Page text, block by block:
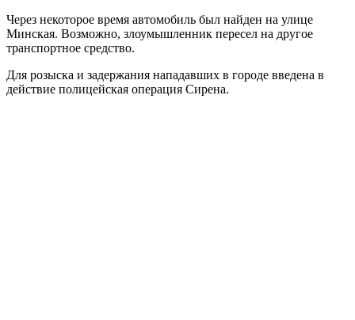
Через некоторое время автомобиль был найден на улице
Минская. Возможно, злоумышленник пересел на другое
транспортное средство.
Для розыска и задержания нападавших в городе введена в
действие полицейская операция Сирена.